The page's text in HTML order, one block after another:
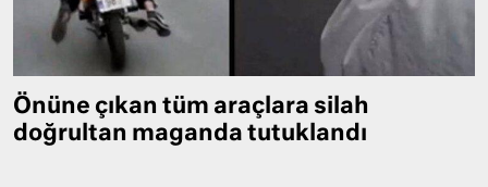
Önüne çıkan tüm araçlara silah
doğrultan maganda tutuklandı